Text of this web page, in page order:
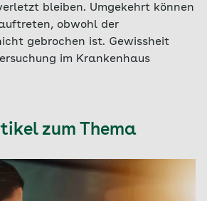
bleiben. Umgekehrt können
obwohl der
gebrochen ist. Gewissheit
im Krankenhaus
zum Thema